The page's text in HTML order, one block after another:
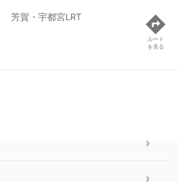
芳賀・宇都宮LRT
ルート
を見る